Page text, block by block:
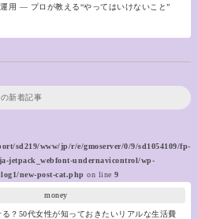
用 ― プロが教える“やってはいけないこと”
の新着記事
sd219/www/jp/r/e/gmoserver/0/9/sd1054109/fp-
jetpack_webfont-undernavicontrol/wp-
new-post-cat.php on line 9
money
？50代女性が知っておきたいリアルな生活費